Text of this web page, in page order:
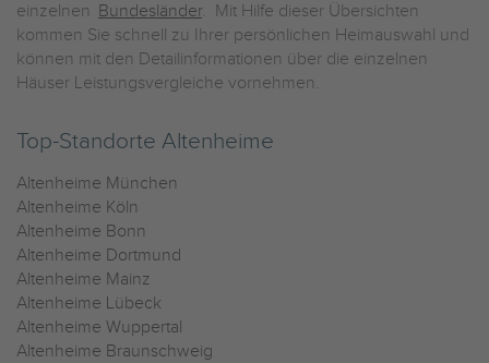
einzelnen Bundesländer. Mit Hilfe dieser Übersichten
kommen Sie schnell zu Ihrer persönlichen Heimauswahl und
können mit den Detailinformationen über die einzelnen
Häuser Leistungsvergleiche vornehmen.
Top-Standorte Altenheime
Altenheime München
Altenheime Köln
Altenheime Bonn
Altenheime Dortmund
Altenheime Mainz
Altenheime Lübeck
Altenheime Wuppertal
Altenheime Braunschweig